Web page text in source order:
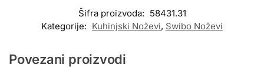
Šifra proizvoda: 58431.31
Kategorije: Kuhinjski Noževi, Swibo Noževi
Povezani proizvodi